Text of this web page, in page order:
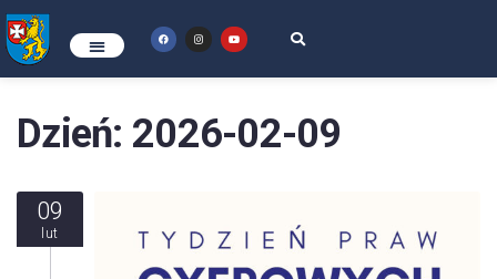
Dzień: 2026-02-09
09
lut